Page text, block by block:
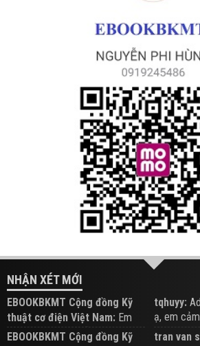
NHẬN XÉT MỚI
EBOOKBKMT Cộng đồng Kỹ
thuật cơ điện Việt Nam: Em
đăng trên Group hỗ trợ nhé
tqhuyy:
ạ, em cảm
EBOOKBKMT Cộng đồng Kỹ
tran van